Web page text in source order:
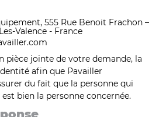
555 Rue Benoit Frachon –
Valence - France
pièce jointe de votre demande, la
afin que Pavailler
du fait que la personne qui
bien la personne concernée.